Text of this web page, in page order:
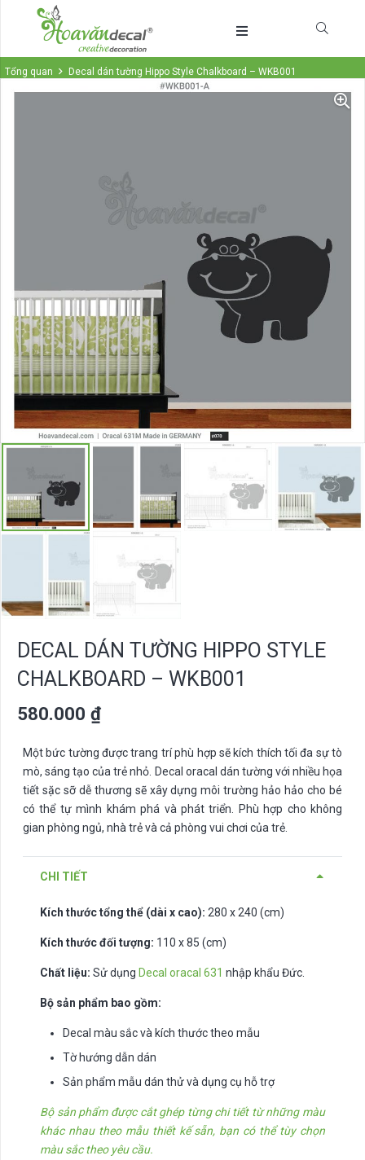
Tổng quan Decal dán tường Hippo Style Chalkboard – WKB001
DECAL DÁN TƯỜNG HIPPO STYLE
CHALKBOARD – WKB001
580.000 ₫
Một bức tường được trang trí phù hợp sẽ kích thích tối đa sự tò
mò, sáng tạo của trẻ nhỏ. Decal oracal dán tường với nhiều họa
tiết sặc sỡ dễ thương sẽ xây dựng môi trường hảo hảo cho bé
có thể tự mình khám phá và phát triển. Phù hợp cho không
gian phòng ngủ, nhà trẻ và cả phòng vui chơi của trẻ.
CHI TIẾT
Kích thước tổng thể (dài x cao): 280 x 240 (cm)
Kích thước đối tượng: 110 x 85 (cm)
Chất liệu: Sử dụng Decal oracal 631 nhập khẩu Đức.
Bộ sản phẩm bao gồm:
Decal màu sắc và kích thước theo mẫu
Tờ hướng dẫn dán
Sản phẩm mẫu dán thử và dụng cụ hỗ trợ
Bộ sản phẩm được cắt ghép từng chi tiết từ những màu
khác nhau theo mẫu thiết kế sẵn, bạn có thể tùy chọn
màu sắc theo yêu cầu.